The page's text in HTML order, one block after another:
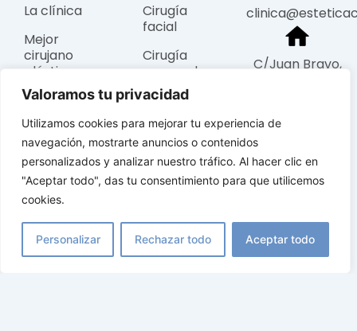
Valoramos tu privacidad
Utilizamos cookies para mejorar tu experiencia de
navegación, mostrarte anuncios o contenidos
personalizados y analizar nuestro tráfico. Al hacer clic en
"Aceptar todo", das tu consentimiento para que utilicemos
cookies.
Personalizar Rechazar todo Aceptar todo
La clínica
Mejor
cirujano
plástico
Blog
Cirugía
facial
Cirugía
corporal
Estética
facial
C/Juan Bravo,
Viernes, de
León o Nuñez de
Balboa